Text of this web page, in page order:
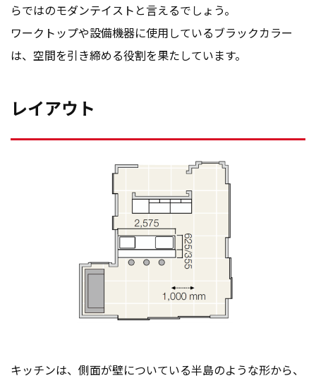
らではのモダンテイストと言えるでしょう。
ワークトップや設備機器に使用しているブラックカラー
は、空間を引き締める役割を果たしています。
レイアウト
キッチンは、側面が壁についている半島のような形から、